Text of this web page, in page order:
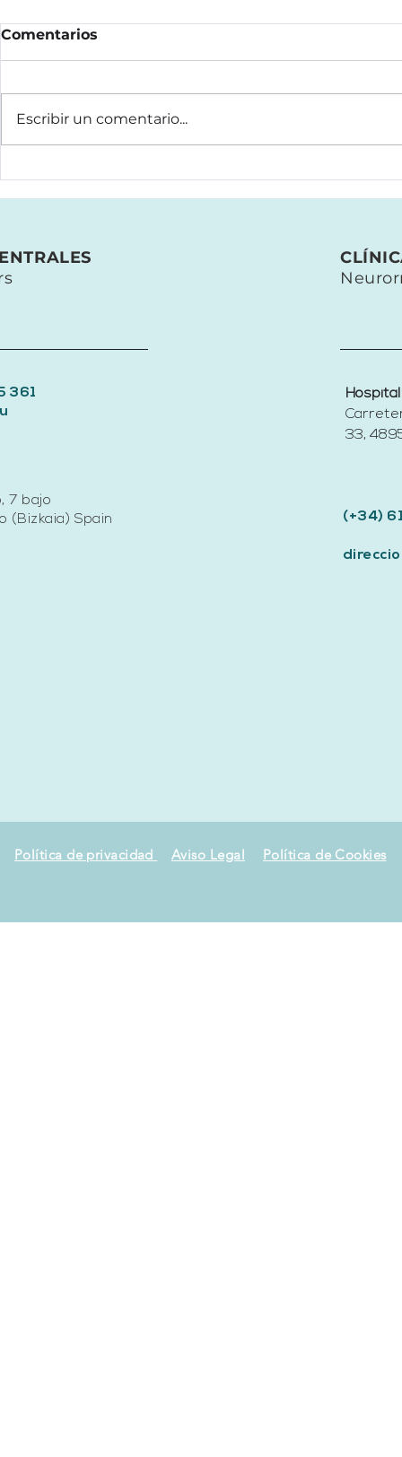
Vagner Mari en cirugía
marcha
perjudicial
Comentarios
Escribir un comentario...
361
7 bajo
(Bizkaia) Spain
33,
(+34)
Política de privacidad Aviso Legal Política de Cookies